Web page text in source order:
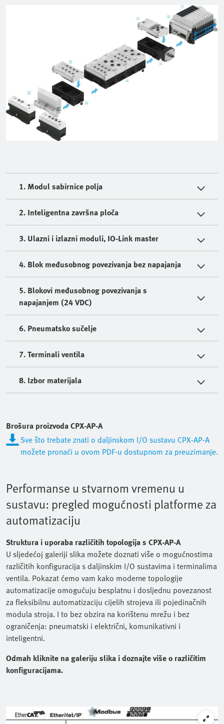
1. Modul sabirnice polja
2. Inteligentna završna ploča
3. Ulazni i izlazni moduli, IO-Link master
4. Blok međusobnog povezivanja bez napajanja
5. Blokovi međusobnog povezivanja s
napajanjem (24 VDC)
6. Pneumatsko sučelje
7. Terminali ventila
8. Izbor materijala
Brošura proizvoda CPX-AP-A
Sve što trebate znati o daljinskom I/O sustavu CPX-AP-A
možete pronaći u ovom PDF-u dostupnom za preuzimanje.
Performanse u stvarnom vremenu u
sustavu: pregled mogućnosti platforme za
automatizaciju
Struktura i uporaba različitih topologija s CPX-AP-A
U sljedećoj galeriji slika možete doznati više o mogućnostima
različitih konfiguracija s daljinskim I/O sustavima i terminalima
ventila. Pokazat ćemo vam kako moderne topologije
automatizacije omogućuju besplatnu i dosljednu povezanost
za fleksibilnu automatizaciju cijelih strojeva ili pojedinačnih
modula stroja. I to bez obzira na korištenu mrežu i bez
ograničenja: pneumatski i električni, komunikativni i
inteligentni.
Odmah kliknite na galeriju slika i doznajte više o različitim
konfiguracijama.